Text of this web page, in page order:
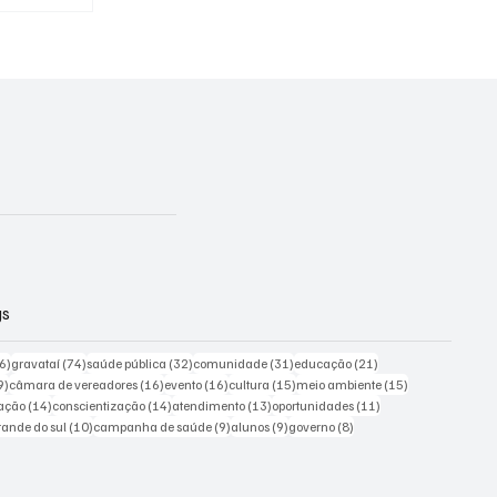
226 posts
gravataí (74)74 posts
saúde pública (32)32 posts
comunidade (31)31 posts
educação (21)
19 posts
câmara de vereadores (16)16 posts
evento (16)16 posts
cultura (15)15 posts
meio ambiente (15)
(14)14 posts
conscientização (14)14 posts
atendimento (13)13 posts
oportunidades (11)
do sul (10)10 posts
campanha de saúde (9)9 posts
alunos (9)9 posts
governo (8)